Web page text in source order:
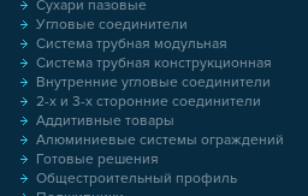
Сухари пазовые
Угловые соединители
Система трубная модульная
Система трубная конструкционная
Внутренние угловые соединители
2-х и 3-х сторонние соединители
Аддитивные товары
Алюминиевые системы ограждений
Готовые решения
Общестроительный профиль